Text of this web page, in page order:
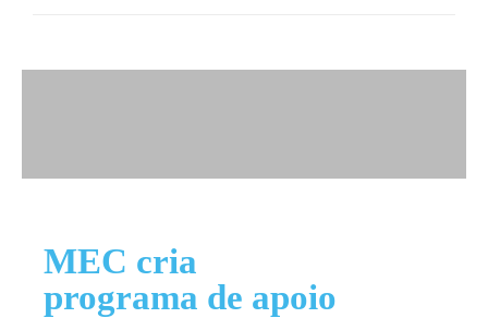
MEC cria
programa de apoio